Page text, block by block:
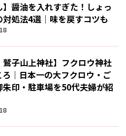
】醤油を入れすぎた！しょっ
対処法4選｜味を戻すコツも
鷲子山上神社】フクロウ神社
ろ｜日本一の大フクロウ・ご
朱印・駐車場を50代夫婦が紹